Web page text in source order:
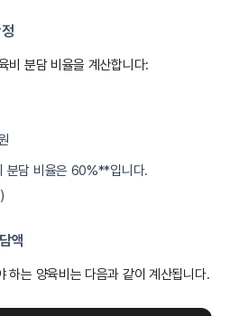
비 분담 비율을 계산합니다:
분담 비율은 60%**입니다.
액
하는 양육비는 다음과 같이 계산됩니다.